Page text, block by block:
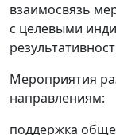
взаимосвязь
с целевыми
Мероприятия
направлениям:
поддержка